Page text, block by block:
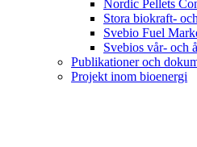
Nordic Pellets
Stora biokraft-
Svebio Fuel
Svebios vår- och
Publikationer och
Projekt inom bioenergi